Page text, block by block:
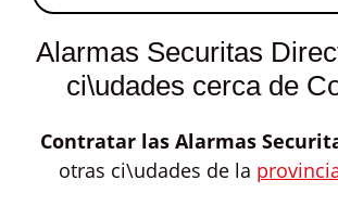
Alarmas Securitas
ci\udades cerca de
Contratar las Alarmas
otras ci\udades de la